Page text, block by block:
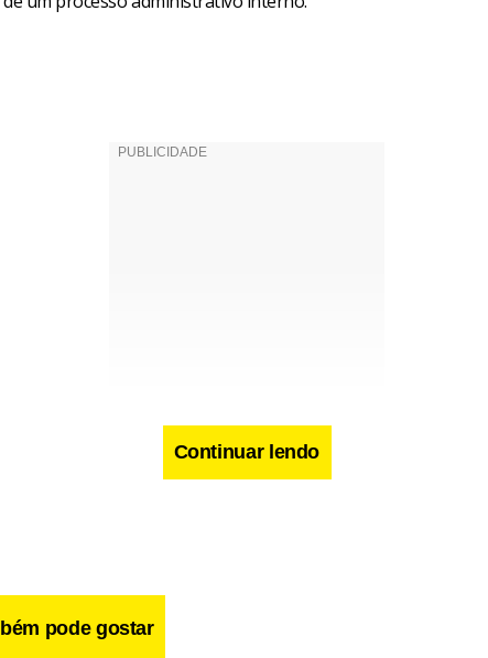
Continuar lendo
pode gostar